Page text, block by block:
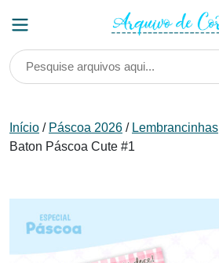
Início / Páscoa 2026 / Lembrancinhas
Baton Páscoa Cute #1